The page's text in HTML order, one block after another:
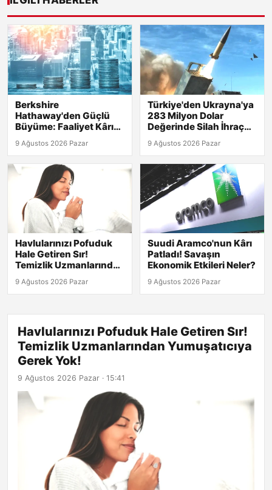
Berkshire
Hathaway'den Güçlü
Büyüme: Faaliyet Kârı
Gösterdi!
9 Ağustos 2026 Pazar
Türkiye'den Ukrayna'ya
283 Milyon Dolar
Değerinde Silah İhraç
9 Ağustos 2026 Pazar
Havlularınızı Pofuduk
Hale Getiren Sır!
Temizlik Uzmanlarından
Yumuşatıcıya Gerek
Yok!
9 Ağustos 2026 Pazar
Suudi Aramco'nun Kârı
Patladı! Savaşın
Ekonomik Etkileri Neler?
9 Ağustos 2026 Pazar
Havlularınızı Pofuduk Hale Getiren Sır!
Temizlik Uzmanlarından Yumuşatıcıya
Gerek Yok!
9 Ağustos 2026 Pazar · 15:41